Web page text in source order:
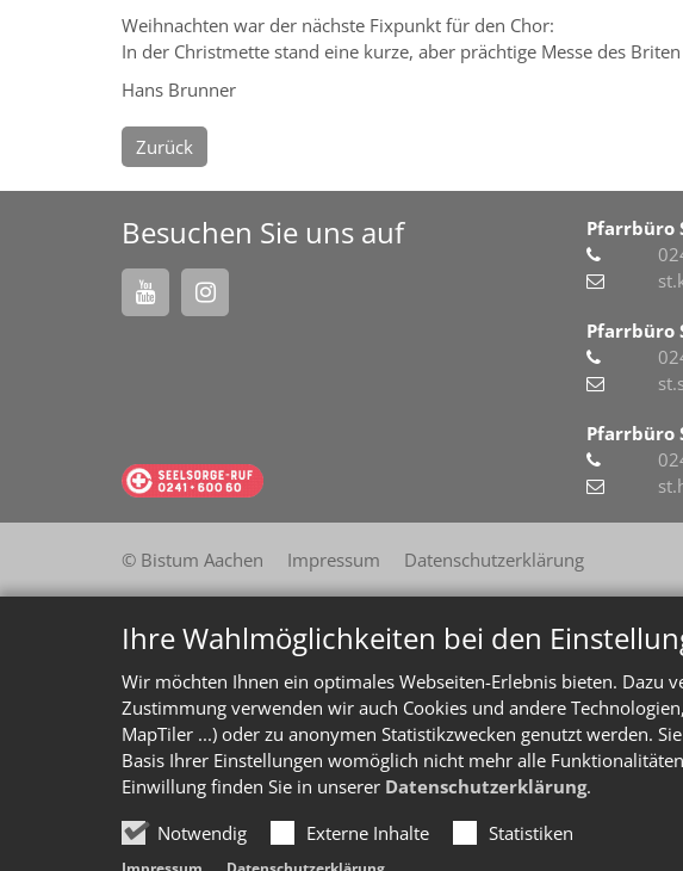
Ihre Wahlmöglichkeiten bei den
Wir möchten Ihnen ein optimales Webseiten-Erlebnis bieten.
Zustimmung verwenden wir auch Cookies und andere
MapTiler ...) oder zu anonymen Statistikzwecken genutzt werden.
Basis Ihrer Einstellungen womöglich nicht mehr alle
Einwillung finden Sie in unserer Datenschutzerklärung.
Notwendig
Externe Inhalte Statistiken
Weihnachten war der nächste Fixpunkt für den Chor:
In der Christmette stand eine kurze, aber prächtige Messe des
Hans Brunner
Zurück
Besuchen Sie uns auf
Pfarrbüro
Pfarrbüro
Pfarrbüro
© Bistum Aachen Impressum Datenschutzerklärung